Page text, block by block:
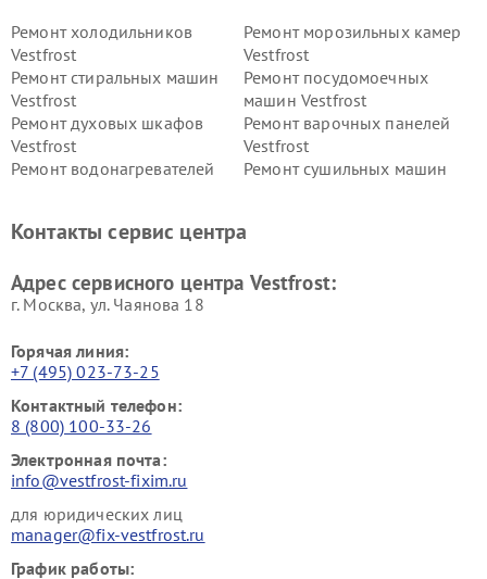
Ремонт холодильников
Vestfrost
Ремонт морозильных камер
Vestfrost
Ремонт стиральных машин
Vestfrost
Ремонт посудомоечных
машин Vestfrost
Ремонт духовых шкафов
Vestfrost
Ремонт варочных панелей
Vestfrost
Ремонт водонагревателей
Ремонт сушильных машин
Vestfrost
Контакты сервис центра
Адрес сервисного центра Vestfrost:
г. Москва, ул. Чаянова 18
Горячая линия:
+7 (495) 023-73-25
Контактный телефон:
8 (800) 100-33-26
Электронная почта:
info@vestfrost-fixim.ru
для юридических лиц
manager@fix-vestfrost.ru
График работы: